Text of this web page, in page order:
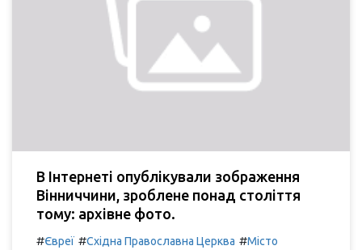
В Інтернеті опублікували зображення
Вінниччини, зроблене понад століття
тому: архівне фото.
#Євреї #Східна Православна Церква #Місто